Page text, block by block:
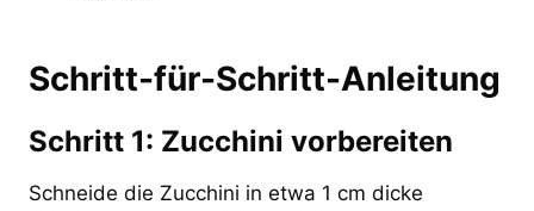
Schritt-für-Schritt-Anleitung
Schritt 1: Zucchini vorbereiten
Schneide die Zucchini in etwa 1 cm dicke